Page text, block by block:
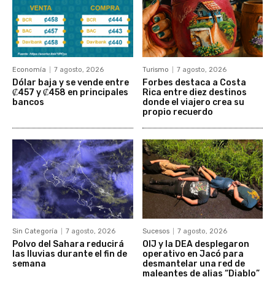
Economía 7 agosto, 2026
Dólar baja y se vende entre
₡457 y ₡458 en principales
bancos
Turismo 7 agosto, 2026
Forbes destaca a Costa
Rica entre diez destinos
donde el viajero crea su
propio recuerdo
Sin Categoría 7 agosto, 2026
Polvo del Sahara reducirá
las lluvias durante el fin de
semana
Sucesos 7 agosto, 2026
OIJ y la DEA desplegaron
operativo en Jacó para
desmantelar una red de
maleantes de alias “Diablo”